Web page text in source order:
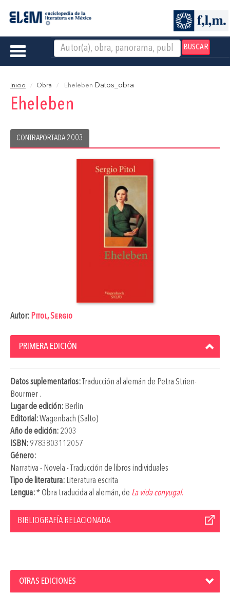
BUSCAR
Toggle
Inicio Obra Eheleben Datos_obra
Eheleben
CONTRAPORTADA 2003
Autor: Pitol, Sergio
PRIMERA EDICIÓN
Datos suplementarios: Traducción al alemán de Petra Strien-
Bourmer .
Lugar de edición: Berlín
Editorial:Wagenbach (Salto)
Año de edición: 2003
ISBN: 9783803112057
Género:
Narrativa - Novela - Traducción de libros individuales
Tipo de literatura: Literatura escrita
Lengua:* Obra traducida al alemán, de La vida conyugal.
BIBLIOGRAFÍA RELACIONADA
OTRAS EDICIONES